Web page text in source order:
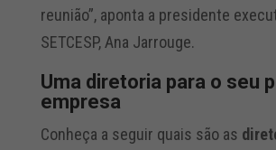
reunião”, aponta a presidente
SETCESP, Ana Jarrouge.
Uma diretoria para o seu
empresa
Conheça a seguir quais são as